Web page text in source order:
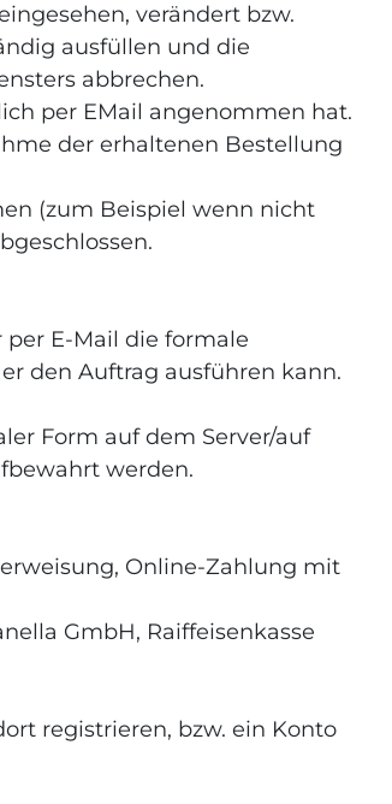
verändert bzw.
ausfüllen und die
abbrechen.
per EMail angenommen hat.
der erhaltenen Bestellung
(zum Beispiel wenn nicht
E-Mail die formale
den Auftrag ausführen kann.
Form auf dem Server/auf
werden.
Online-Zahlung mit
GmbH, Raiffeisenkasse
registrieren, bzw. ein Konto